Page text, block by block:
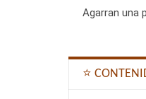
Agarran una
⭐